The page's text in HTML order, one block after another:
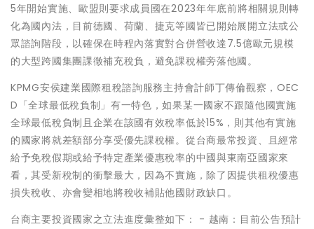
5年開始實施、歐盟則要求成員國在2023年年底前將相關規則轉
化為國內法，目前德國、荷蘭、捷克等國皆已開始展開立法或公
眾諮詢階段，以確保在時程內落實對合併營收達7.5億歐元規模
的大型跨國集團課徵補充稅負，避免課稅權旁落他國。
KPMG安侯建業國際租稅諮詢服務主持會計師丁傳倫觀察，OEC
D「全球最低稅負制」有一特色，如果某一國家不跟隨他國實施
全球最低稅負制且企業在該國有效稅率低於15%，則其他有實施
的國家將就差額部分享受優先課稅權。從台商最常投資、且經常
給予免稅假期或給予特定產業優惠稅率的中國與東南亞國家來
看，其受新稅制的衝擊最大，因為不實施，除了因提供租稅優惠
損失稅收、亦會變相地將稅收補貼他國財政缺口。
台商主要投資國家之立法進度彙整如下： - 越南：目前公告預計